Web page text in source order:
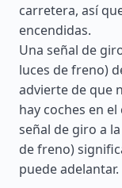
carretera, así
encendidas.
Una señal de
luces de freno)
advierte de que
hay coches en
señal de giro a
de freno)
puede adelantar.